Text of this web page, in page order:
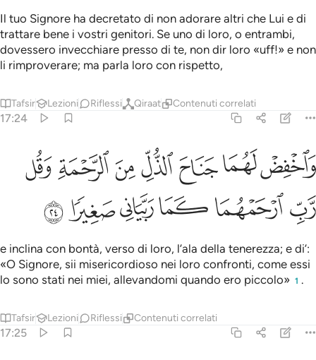
Il tuo Signore ha decretato di non adorare altri che Lui e di
tratta­re bene i vostri genitori. Se uno di loro, o entrambi,
dovessero invec­chiare presso di te, non dir loro «uff!» e non
li rimproverare; ma parla loro con rispetto,
Tafsir Lezioni Riflessi Qiraat Contenuti correlati
17:24
واخفض لهما جناح الذل من الرحمة وقل رب ارحمهما كما ربياني صغيرا
وَٱخْفِضْ لَهُمَا جَنَاحَ ٱلذُّلِّ مِنَ ٱلرَّحْمَةِ وَقُل رَّبِّ ٱرْحَمْهُمَا كَمَا رَبَّيَانِى
ﲢﲣﲤﲥﲦﲧﲨ
ﲩﲪﲫﲬﲭﲮ
e inclina con bontà, verso di loro, l’ala della tenerezza; e di’:
«O Signore, sii misericordioso nei loro confronti, come essi
lo sono stati nei miei, allevandomi quando ero piccolo» 1 .
Tafsir Lezioni Riflessi Contenuti correlati
17:25